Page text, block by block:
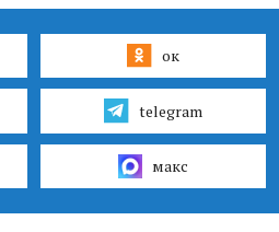
ок
telegram
макс